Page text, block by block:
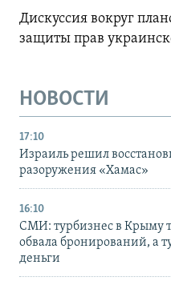
Дискуссия вокруг
защиты прав
НОВОСТИ
17:10
Израиль решил
разоружения «Хамас»
16:10
СМИ: турбизнес в Крыму
обвала бронирований, а
деньги